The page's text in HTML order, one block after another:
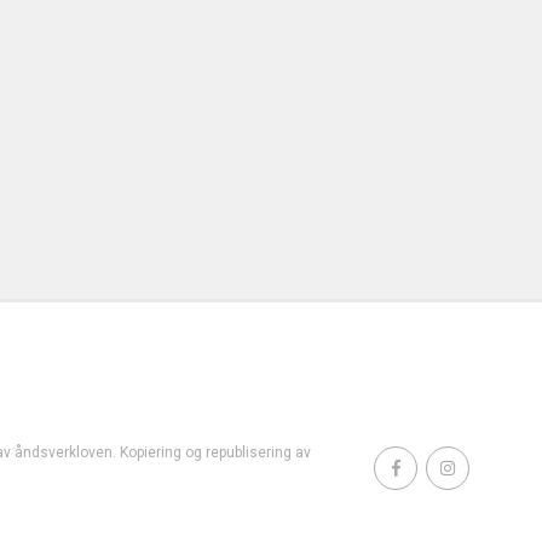
åndsverkloven. Kopiering og republisering av